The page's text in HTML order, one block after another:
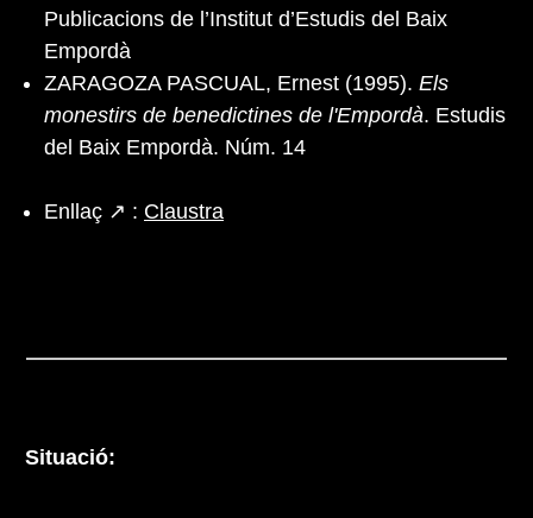
Publicacions de l’Institut d’Estudis del Baix
Empordà
ZARAGOZA PASCUAL, Ernest (1995). Els
monestirs de benedictines de l'Empordà. Estudis
del Baix Empordà. Núm. 14
Enllaç ↗ : Claustra
Situació: